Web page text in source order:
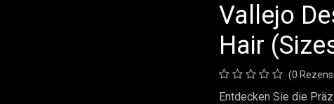
Vallejo
Hair
(0
Entdecken Sie die